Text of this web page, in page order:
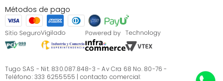
S.A.S
Términos, condiciones y restricciones Tugó S.A.S
Instructivo cuidado de muebles
Sé parte de Tugó
¿Quiénes somos?
Servicio al cliente
¿Quieres vender en Tugó?
Métodos de pago
Tugo SAS - Nit. 830.087.848-3 - Av Cra 68 No. 80-76 -
Teléfono: 333 6255555 | contacto comercial: